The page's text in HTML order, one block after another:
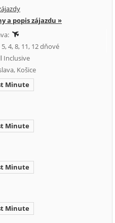
a popis zájazdu »
4, 8, 11, 12 dňové
Inclusive
Košice
Minute
Minute
Minute
Minute